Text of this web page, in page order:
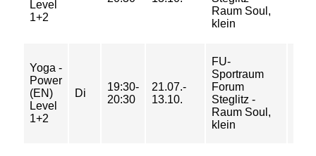
Level
1+2
Raum Soul,
klein
Yoga -
Power
(EN)
Level
1+2
Di
19:30-
20:30
21.07.-
13.10.
FU-
Sportraum
Forum
Steglitz -
Raum Soul,
klein